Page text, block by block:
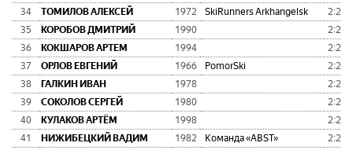
34
ТОМИЛОВ АЛЕКСЕЙ 1972 SkiRunners Arkhangelsk
35
КОРОБОВ ДМИТРИЙ 1990
36
КОКШАРОВ АРТЕМ 1994
37
ОРЛОВ ЕВГЕНИЙ 1966 PomorSki
38
ГАЛКИН ИВАН 1978
39
СОКОЛОВ СЕРГЕЙ 1980
40
КУЛАКОВ АРТЁМ 1998
41
НИЖИБЕЦКИЙ ВАДИМ 1982 Команда «ABST»